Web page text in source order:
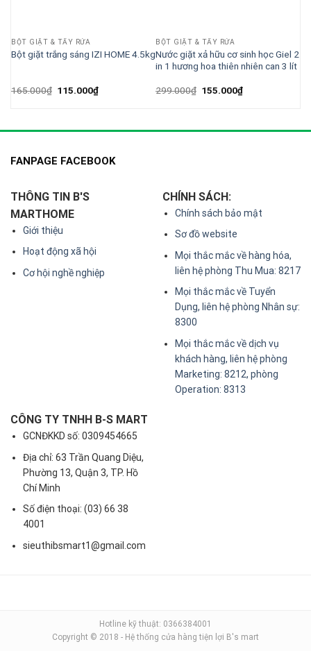
BỘT GIẶT & TẨY RỬA
Bột giặt trắng sáng IZI HOME 4.5kg
165.000₫ Giá
115.000₫Giá
BỘT GIẶT & TẨY RỬA
Nước giặt xả hữu cơ sinh học Giel 2
in 1 hương hoa thiên nhiên can 3 lít
299.000₫ Giá
155.000₫Giá
FANPAGE FACEBOOK
THÔNG TIN B'S
MARTHOME
Giới thiệu
Hoạt động xã hội
Cơ hội nghề nghiệp
CHÍNH SÁCH:
Chính sách bảo mật
Sơ đồ website
Mọi thắc mắc về hàng hóa,
liên hệ phòng Thu Mua: 8217
Mọi thắc mắc về Tuyển
Dụng, liên hệ phòng Nhân sự:
8300
Mọi thắc mắc về dịch vụ
khách hàng, liên hệ phòng
Marketing: 8212, phòng
Operation: 8313
CÔNG TY TNHH B-S MART
GCNĐKKD số: 0309454665
Địa chỉ: 63 Trần Quang Diệu,
Phường 13, Quận 3, TP. Hồ
Chí Minh
Số điện thoại: (03) 66 38
4001
sieuthibsmart1@gmail.com
Hotline kỹ thuật: 0366384001
Copyright © 2018 - Hệ thống cửa hàng tiện lợi B's mart